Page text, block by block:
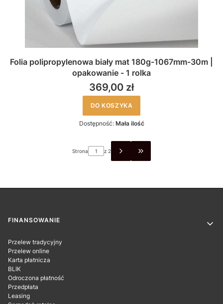
Folia polipropylenowa biały mat 180g-1067mm-30m |
opakowanie - 1 rolka
369,00 zł
DO KOSZYKA
Dostępność: Mała ilość
Strona z 2 PRZEJDŹ DO OSTATNIEJ
Linki w stopce
FINANSOWANIE
Przelew tradycyjny
Przelew online
Karta płatnicza
BLIK
Odroczona płatność
Przedpłata
Leasing